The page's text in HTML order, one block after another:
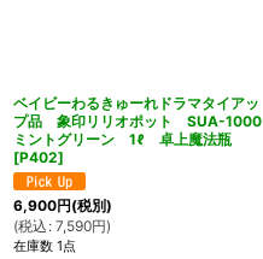
ベイビーわるきゅーれドラマタイアッ
プ品 象印リリオポット SUA-1000
ミントグリーン 1ℓ 卓上魔法瓶
[P402]
6,900円(税別)
(税込 : 7,590円)
在庫数 1点